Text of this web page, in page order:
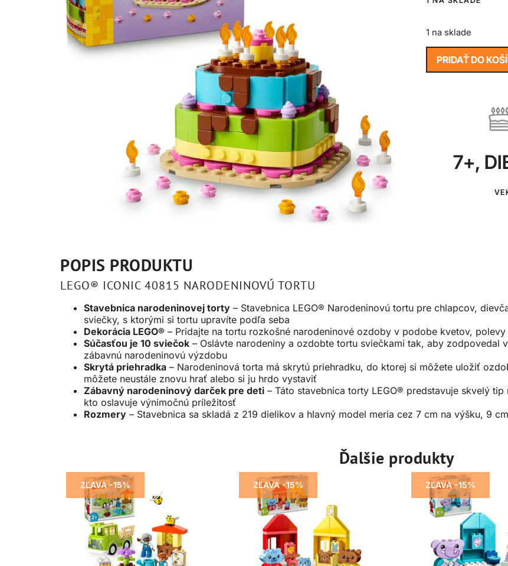
1 na sklade
PRIDAŤ DO
7+,
POPIS PRODUKTU
LEGO® ICONIC 40815 NARODENINOVÚ TORTU
Stavebnica narodeninovej torty – Stavebnica LEGO® Narodeninovú tortu pre chlapcov,
sviečky, s ktorými si tortu upravíte podľa seba
Dekorácia LEGO® – Pridajte na tortu rozkošné narodeninové ozdoby v podobe kvetov,
Súčasťou je 10 sviečok – Oslávte narodeniny a ozdobte tortu sviečkami tak, aby zodpovedal
zábavnú narodeninovú výzdobu
Skrytá priehradka – Narodeninová torta má skrytú priehradku, do ktorej si môžete uložiť
môžete neustále znovu hrať alebo si ju hrdo vystaviť
Zábavný narodeninový darček pre deti – Táto stavebnica torty LEGO® predstavuje skvelý
kto oslavuje výnimočnú príležitosť
Rozmery – Stavebnica sa skladá z 219 dielikov a hlavný model meria cez 7 cm na výšku, 9
Ďalšie produkty
ZĽAVA -15% ZĽAVA -15% ZĽAVA -15%